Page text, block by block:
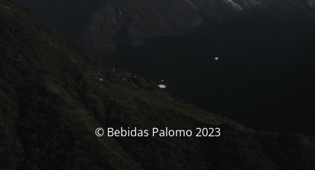
© Bebidas Palomo 2023